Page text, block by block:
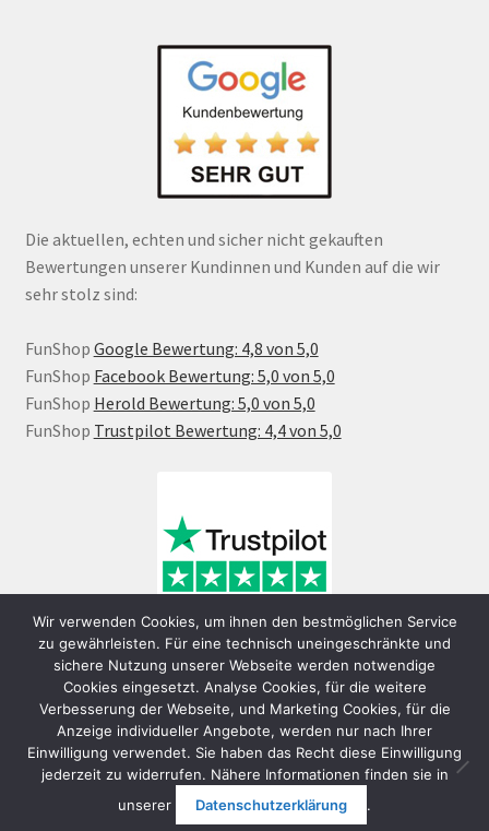
Die aktuellen, echten und sicher nicht gekauften
Bewertungen unserer Kundinnen und Kunden auf die wir
sehr stolz sind:
FunShop Google Bewertung: 4,8 von 5,0
FunShop Facebook Bewertung: 5,0 von 5,0
FunShop Herold Bewertung: 5,0 von 5,0
FunShop Trustpilot Bewertung: 4,4 von 5,0
© FunShop Wien - Hochqualitative Elektromobilität 2026
Datenschutzerklärung
Erstellt mit WooCommerce
Wir verwenden Cookies, um ihnen den bestmöglichen Service
zu gewährleisten. Für eine technisch uneingeschränkte und
sichere Nutzung unserer Webseite werden notwendige
Cookies eingesetzt. Analyse Cookies, für die weitere
Verbesserung der Webseite, und Marketing Cookies, für die
Anzeige individueller Angebote, werden nur nach Ihrer
Einwilligung verwendet. Sie haben das Recht diese Einwilligung
jederzeit zu widerrufen. Nähere Informationen finden sie in
unserer
Datenschutzerklärung .